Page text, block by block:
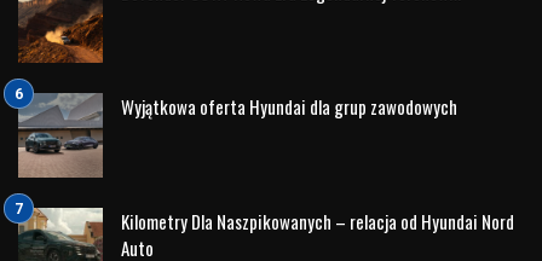
Specyfikacja modelu
Skala: 1:43
Kod produktu:6V9099300 F9F